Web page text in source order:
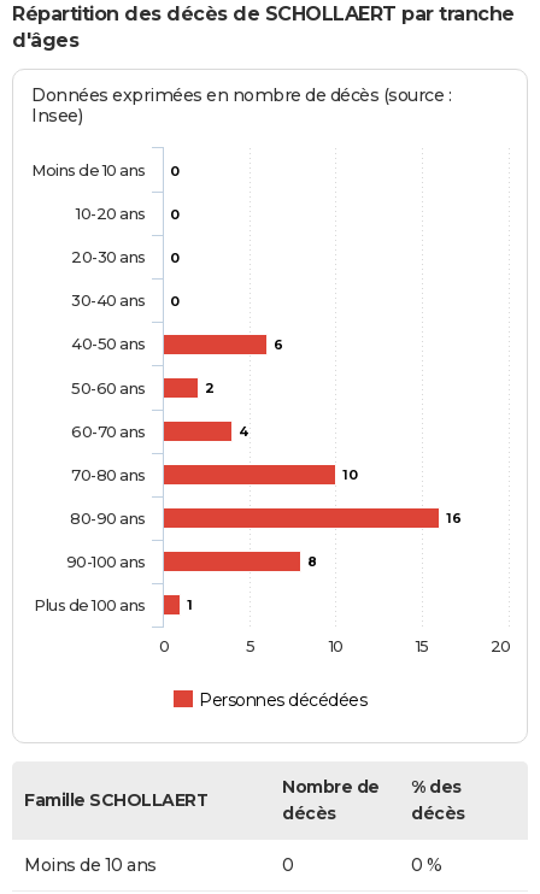
Répartition des décès de SCHOLLAERT par tranche
d'âges
Données exprimées en nombre de décès (source :
Insee)
0
0
0
0
6
2
4
10
16
8
1
Personnes décédées
Moins de 10 ans
10-20 ans
20-30 ans
30-40 ans
40-50 ans
50-60 ans
60-70 ans
70-80 ans
80-90 ans
90-100 ans
Plus de 100 ans
0 5 10 15 20
Famille SCHOLLAERT
Nombre de
décès
% des
décès
Moins de 10 ans 0 0 %